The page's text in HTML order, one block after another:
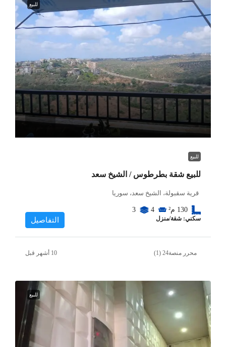
للبيع
للبيع
للبيع شقة بطرطوس / الشيخ سعد
قرية سقبولة، الشيخ سعد، سوريا
130 م² 4
3
سكني: شقة/منزل التفاصيل
محرر منصة24 (1)
للبيع